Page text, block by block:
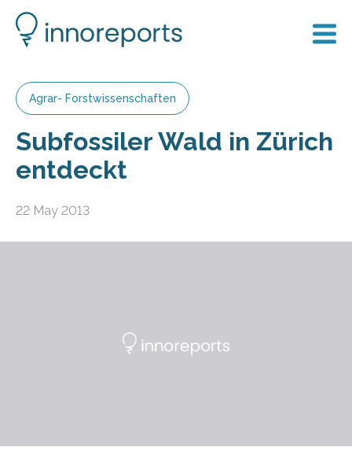
Agrar- Forstwissenschaften
Subfossiler Wald in Zürich
entdeckt
22 May 2013